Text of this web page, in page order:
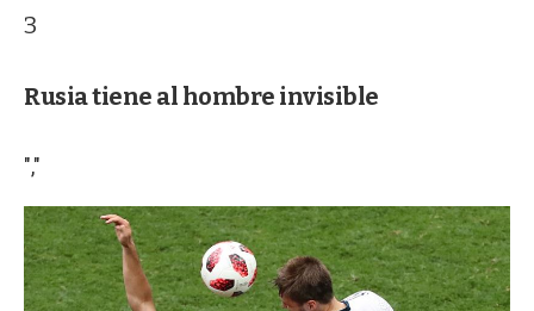
3
Rusia tiene al hombre invisible
","